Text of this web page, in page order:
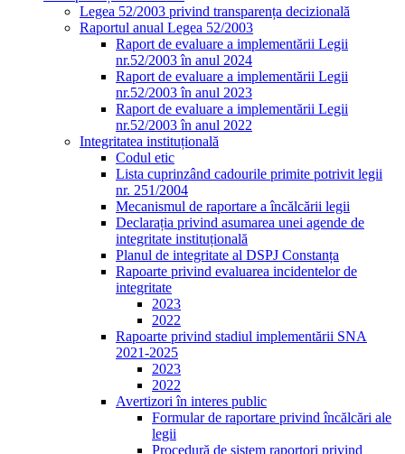
Legea 52/2003 privind transparența decizională
Raportul anual Legea 52/2003
Raport de evaluare a implementării Legii
nr.52/2003 în anul 2024
Raport de evaluare a implementării Legii
nr.52/2003 în anul 2023
Raport de evaluare a implementării Legii
nr.52/2003 în anul 2022
Integritatea instituțională
Codul etic
Lista cuprinzând cadourile primite potrivit legii
nr. 251/2004
Mecanismul de raportare a încălcării legii
Declarația privind asumarea unei agende de
integritate instituțională
Planul de integritate al DSPJ Constanța
Rapoarte privind evaluarea incidentelor de
integritate
2023
2022
Rapoarte privind stadiul implementării SNA
2021-2025
2023
2022
Avertizori în interes public
Formular de raportare privind încălcări ale
legii
Procedură de sistem raportori privind